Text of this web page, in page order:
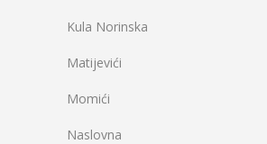
Kula Norinska
Matijevići
Momići
Naslovna